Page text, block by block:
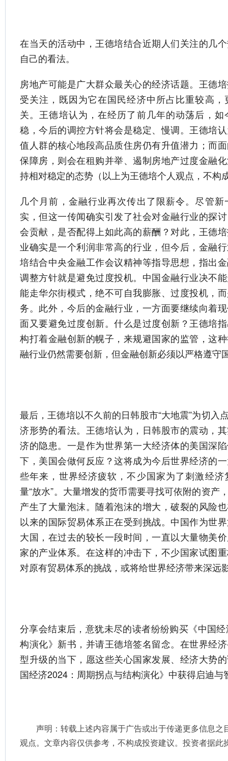
在当天的活动中，王德培结合近期人们关注的几
自己的看法。
房地产可能是广大群众最关心的经济话题。王德
受关注，既因为它在国民经济中所占比重较高
关。王德培认为，在经历了前几年的动荡后，
稳，今后的调控方针将会是稳定、慢调。王德培
值人群的核心地段高品质住房仍有升值潜力；而
保障房，则会在租购并举、遏制房地产过度金融
持相对稳定的态势（以上为王德培个人观点，不构
几个月前，金融行业再次传出了限薪令。尽管
实，但这一传闻确实引发了社会对金融行业的探
会贡献，是否配得上如此高的薪酬？对此，王德
业确实是一个利润非常高的行业，但今后，金融
培结合中央金融工作会议精神等指导思想，指出
调整方针就是避免过度投机。中国金融行业决不
能走华尔街模式，绝不可自我膨胀、过度投机，
务。此外，今后的金融行业，一方面要继续向着
面又要避免过度创新。什么是过度创新？王德培
构打着金融创新的幌子，来规避国家的监管，这
融行业仍然需要创新，但金融创新必须以严格遵守
最后，王德培以不久前的日韩股市“大地震”为切入
济形势的看法。王德培认为，日韩股市的震动，
济的隐患。一是作为世界第一大经济体的美国深
下，美国会做何反应？这将成为今后世界经济的
些年来，世界经济疲软，不少国家为了刺激经
量“放水”。大量增发的货币需要寻找可依附的资产
产生了大量泡沫。随着泡沫的增大，破裂的风险
以来的国际贸易体系正在受到挑战。中国作为世
大国，在过去的较长一段时间，一直以大量物美
家的产业体系。在这样的冲击下，不少国家试图
对原有贸易体系的挑战，或将给世界经济带来深远
分享会结束后，意犹未尽的读者纷纷购买《中国
构演化》新书，并请王德培签名留念。在世界经
型升级的当下，愿这些关心国家发展、经济大势
国经济2024：周期拐点与结构演化》中获得启迪与
声明：转载上述内容属于广告或出于传递更多信息之
观点。文章内容仅供参考，不构成投资建议。投资者据此